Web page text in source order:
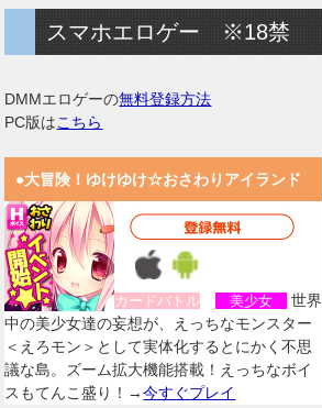
スマホエロゲー ※18禁
DMMエロゲーの無料登録方法
PC版はこちら
●大冒険！ゆけゆけ☆おさわりアイランド
カードバトル 美少女
世界
中の美少女達の妄想が、えっちなモンスター
＜えろモン＞として実体化するとにかく不思
議な島。ズーム拡大機能搭載！えっちなボイ
スもてんこ盛り！→今すぐプレイ